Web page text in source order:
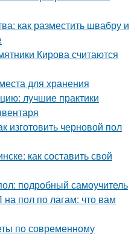
как разместить швабру и
Кирова считаются
для хранения
лучшие практики
изготовить черновой пол
как составить свой
подробный самоучитель
пол по лагам: что вам
по современному